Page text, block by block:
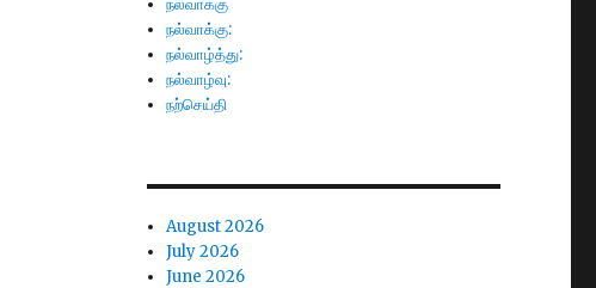
நல்வாக்கு
நல்வாக்கு:
நல்வாழ்த்து:
நல்வாழ்வு:
நற்செய்தி
August 2026
July 2026
June 2026